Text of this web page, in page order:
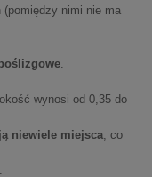
(pomiędzy nimi nie ma
.
wynosi od 0,35 do
niewiele miejsca, co